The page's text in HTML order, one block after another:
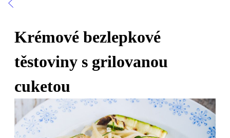
Krémové bezlepkové
těstoviny s grilovanou
cuketou